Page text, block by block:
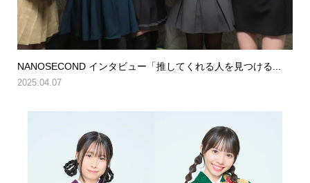
NANOSECOND インタビュー「推してくれる人を見つける...
2025.04.07